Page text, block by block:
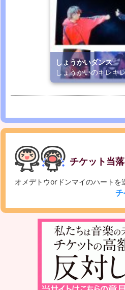
しょうかいダンス
しょうかいのキレキ
チケット当
オメデトウorドンマイのハートを